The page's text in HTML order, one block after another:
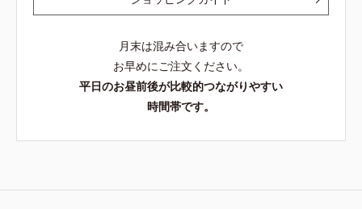
月末は混み合いますので
お早めにご注文ください。
平日のお昼前後が比較的つながりやすい
時間帯です。